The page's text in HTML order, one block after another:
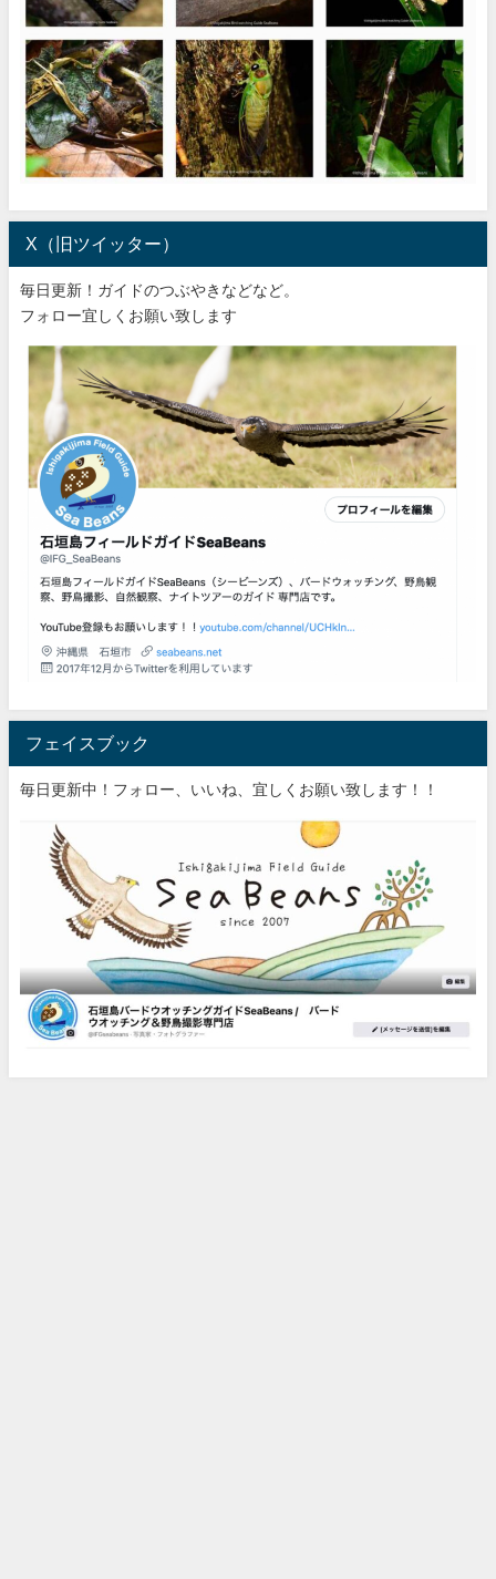
X（旧ツイッター）
毎日更新！ガイドのつぶやきなどなど。
フォロー宜しくお願い致します
フェイスブック
毎日更新中！フォロー、いいね、宜しくお願い致します！！